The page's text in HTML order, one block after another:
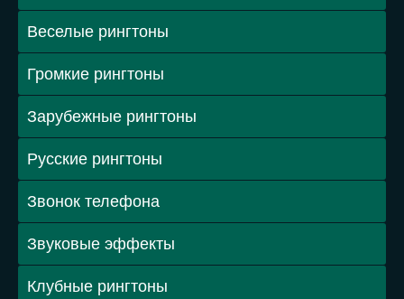
Веселые рингтоны
Громкие рингтоны
Зарубежные рингтоны
Русские рингтоны
Звонок телефона
Звуковые эффекты
Клубные рингтоны